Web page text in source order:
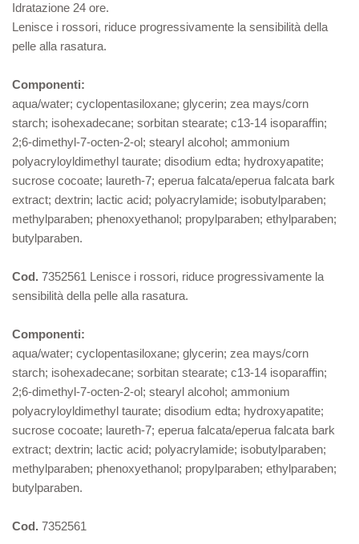
Idratazione 24 ore.
Lenisce i rossori, riduce progressivamente la sensibilità della
pelle alla rasatura.
Componenti:
aqua/water; cyclopentasiloxane; glycerin; zea mays/corn
starch; isohexadecane; sorbitan stearate; c13-14 isoparaffin;
2;6-dimethyl-7-octen-2-ol; stearyl alcohol; ammonium
polyacryloyldimethyl taurate; disodium edta; hydroxyapatite;
sucrose cocoate; laureth-7; eperua falcata/eperua falcata bark
extract; dextrin; lactic acid; polyacrylamide; isobutylparaben;
methylparaben; phenoxyethanol; propylparaben; ethylparaben;
butylparaben.
Cod. 7352561 Lenisce i rossori, riduce progressivamente la
sensibilità della pelle alla rasatura.
Componenti:
aqua/water; cyclopentasiloxane; glycerin; zea mays/corn
starch; isohexadecane; sorbitan stearate; c13-14 isoparaffin;
2;6-dimethyl-7-octen-2-ol; stearyl alcohol; ammonium
polyacryloyldimethyl taurate; disodium edta; hydroxyapatite;
sucrose cocoate; laureth-7; eperua falcata/eperua falcata bark
extract; dextrin; lactic acid; polyacrylamide; isobutylparaben;
methylparaben; phenoxyethanol; propylparaben; ethylparaben;
butylparaben.
Cod. 7352561